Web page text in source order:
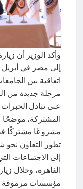
وأكد الوزير أن
اتفاقية بين
مرحلة جديدة من
على تبادل الخبرات
مشروعًا مشتركًا
تطور التعاون
إلى الاجتماعات
القاهرة، وخلال
مؤسسات مرموقة